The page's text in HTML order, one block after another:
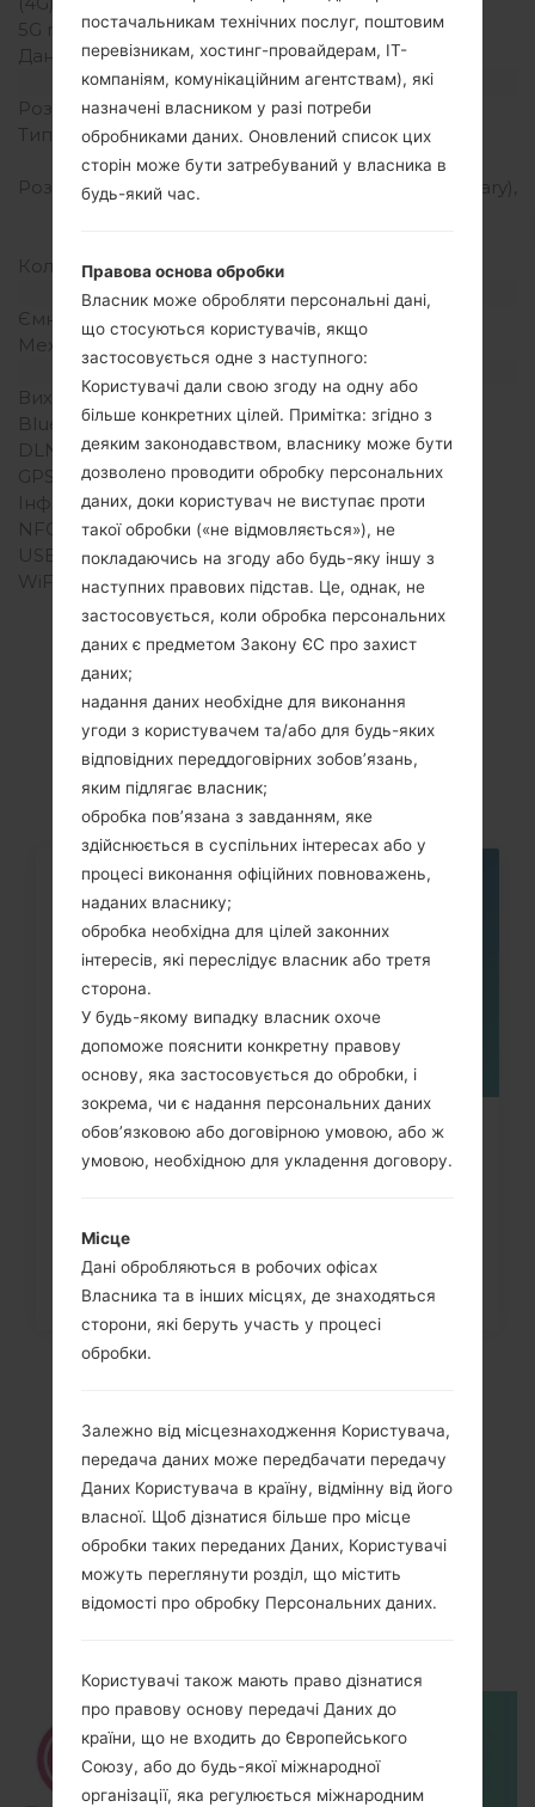
5G network
-
Дані
GPRS
Дисплей
Розмір екрану
1.5 in (Primary)
Тип екрану
CSTN (Primary), LCD
(Secondary)
Розширення екрану
128 x 128 пікселів (Primary),
Кольори екрану
65K кольорів (Primary)
Акамулятор і клавіатура
Ємність акумулятора
Зємний Li-Ion 830 mAh
Механічна клавіатура
Так
Інтерфейси
Вихід для аудіо
-
Bluetooth
-
DLNA
Ні
GPS
-
Інфрачервоний порт
Ні
NFC
Ні
USB
-
WiFi
-
Статті
LGKG120(LGKG120)
Як скинути до заводських
налаштувань за допомогою коду...
Відео
постачальникам технічних послуг, поштовим
перевізникам, хостинг-провайдерам, ІТ-
компаніям, комунікаційним агентствам), які
назначені власником у разі потреби
обробниками даних. Оновлений список цих
сторін може бути затребуваний у власника в
будь-який час.
Правова основа обробки
Власник може обробляти персональні дані,
що стосуються користувачів, якщо
застосовується одне з наступного:
Користувачі дали свою згоду на одну або
більше конкретних цілей. Примітка: згідно з
деяким законодавством, власнику може бути
дозволено проводити обробку персональних
даних, доки користувач не виступає проти
такої обробки («не відмовляється»), не
покладаючись на згоду або будь-яку іншу з
наступних правових підстав. Це, однак, не
застосовується, коли обробка персональних
даних є предметом Закону ЄС про захист
даних;
надання даних необхідне для виконання
угоди з користувачем та/або для будь-яких
відповідних переддоговірних зобов’язань,
яким підлягає власник;
обробка пов’язана з завданням, яке
здійснюється в суспільних інтересах або у
процесі виконання офіційних повноважень,
наданих власнику;
обробка необхідна для цілей законних
інтересів, які переслідує власник або третя
сторона.
У будь-якому випадку власник охоче
допоможе пояснити конкретну правову
основу, яка застосовується до обробки, і
зокрема, чи є надання персональних даних
обов’язковою або договірною умовою, або ж
умовою, необхідною для укладення договору.
Місце
Дані обробляються в робочих офісах
Власника та в інших місцях, де знаходяться
сторони, які беруть участь у процесі
обробки.
Залежно від місцезнаходження Користувача,
передача даних може передбачати передачу
Даних Користувача в країну, відмінну від його
власної. Щоб дізнатися більше про місце
обробки таких переданих Даних, Користувачі
можуть переглянути розділ, що містить
відомості про обробку Персональних даних.
Користувачі також мають право дізнатися
про правову основу передачі Даних до
країни, що не входить до Європейського
Союзу, або до будь-якої міжнародної
організації, яка регулюється міжнародним